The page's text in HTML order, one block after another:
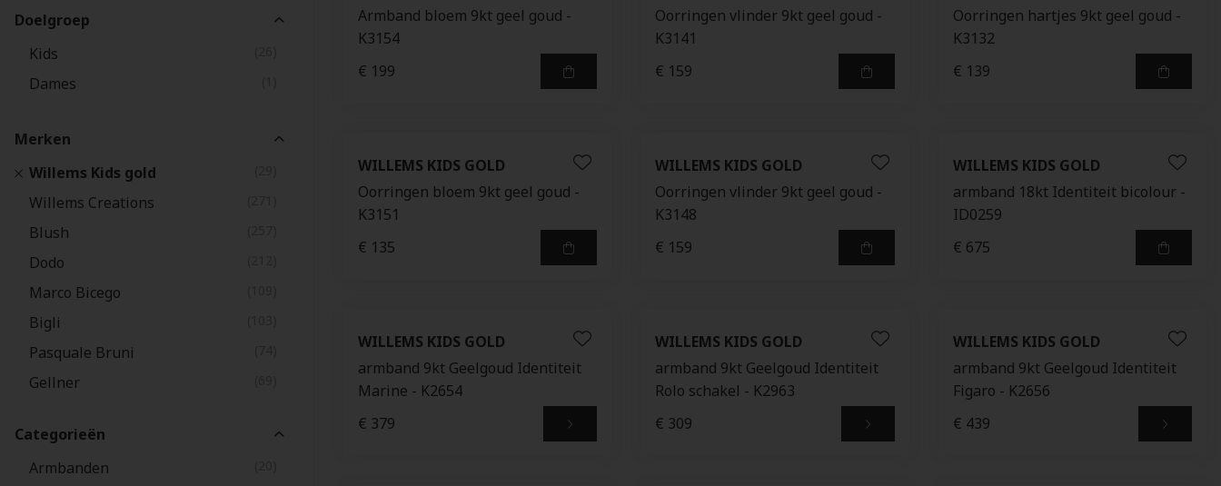
Doelgroep
Kids
Dames
Merken
Willems Kids gold
Willems Creations
Blush
Dodo
Marco Bicego
Bigli
Pasquale Bruni
Gellner
Pomellato (58)
Annamaria Cammilli
Categorieën
Armbanden
Armband bloem 9kt geel goud -
K3154
€ 199
Oorringen vlinder 9kt geel goud -
K3141
€ 159
Oorringen hartjes 9kt geel goud -
K3132
€ 139
WILLEMS KIDS GOLD
Oorringen bloem 9kt geel goud -
K3151
€ 135
WILLEMS KIDS GOLD
Oorringen vlinder 9kt geel goud -
K3148
€ 159
WILLEMS KIDS GOLD
armband 18kt Identiteit bicolour -
ID0259
€ 675
WILLEMS KIDS GOLD
armband 9kt Geelgoud Identiteit
Marine - K2654
€ 379
WILLEMS KIDS GOLD
armband 9kt Geelgoud Identiteit
Rolo schakel - K2963
€ 309
WILLEMS KIDS GOLD
armband 9kt Geelgoud Identiteit
Figaro - K2656
€ 439